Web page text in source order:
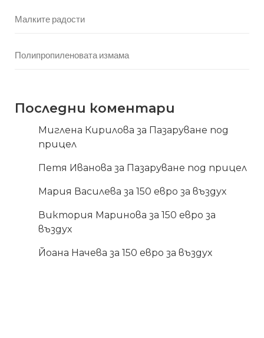
Малките радости
Полипропиленовата измама
Последни коментари
Миглена Кирилова за Пазаруване под
прицел
Петя Иванова за Пазаруване под прицел
Мария Василева за 150 евро за въздух
Виктория Маринова за 150 евро за
въздух
Йоана Начева за 150 евро за въздух